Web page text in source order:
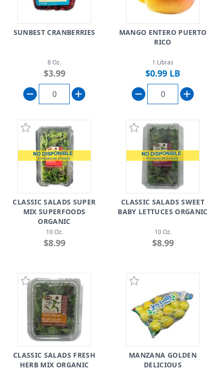
SUNBEST CRANBERRIES
8 Oz.
$3.99
MANGO ENTERO PUERTO
RICO
1 Libras
$0.99 LB
CLASSIC SALADS SUPER
MIX SUPERFOODS
ORGANIC
10 Oz.
$8.99
CLASSIC SALADS SWEET
BABY LETTUCES ORGANIC
10 Oz.
$8.99
CLASSIC SALADS FRESH
HERB MIX ORGANIC
MANZANA GOLDEN
DELICIOUS